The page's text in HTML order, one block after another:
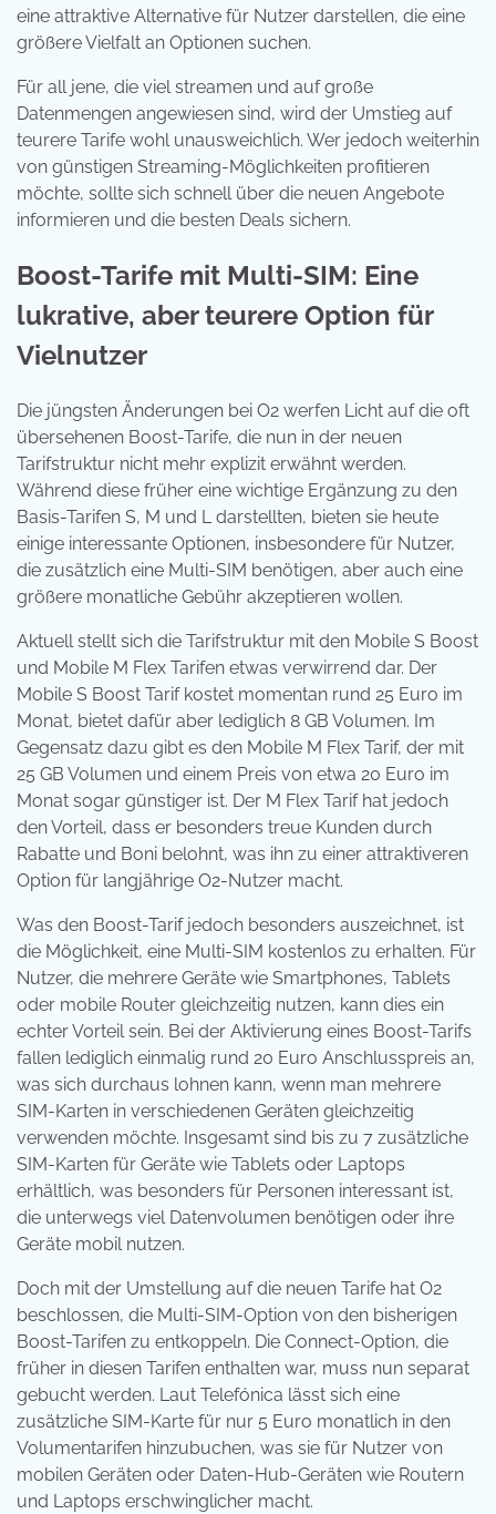
eine attraktive Alternative für Nutzer darstellen, die eine
größere Vielfalt an Optionen suchen.
Für all jene, die viel streamen und auf große
Datenmengen angewiesen sind, wird der Umstieg auf
teurere Tarife wohl unausweichlich. Wer jedoch weiterhin
von günstigen Streaming-Möglichkeiten profitieren
möchte, sollte sich schnell über die neuen Angebote
informieren und die besten Deals sichern.
Boost-Tarife mit Multi-SIM: Eine
lukrative, aber teurere Option für
Vielnutzer
Die jüngsten Änderungen bei O2 werfen Licht auf die oft
übersehenen Boost-Tarife, die nun in der neuen
Tarifstruktur nicht mehr explizit erwähnt werden.
Während diese früher eine wichtige Ergänzung zu den
Basis-Tarifen S, M und L darstellten, bieten sie heute
einige interessante Optionen, insbesondere für Nutzer,
die zusätzlich eine Multi-SIM benötigen, aber auch eine
größere monatliche Gebühr akzeptieren wollen.
Aktuell stellt sich die Tarifstruktur mit den Mobile S Boost
und Mobile M Flex Tarifen etwas verwirrend dar. Der
Mobile S Boost Tarif kostet momentan rund 25 Euro im
Monat, bietet dafür aber lediglich 8 GB Volumen. Im
Gegensatz dazu gibt es den Mobile M Flex Tarif, der mit
25 GB Volumen und einem Preis von etwa 20 Euro im
Monat sogar günstiger ist. Der M Flex Tarif hat jedoch
den Vorteil, dass er besonders treue Kunden durch
Rabatte und Boni belohnt, was ihn zu einer attraktiveren
Option für langjährige O2-Nutzer macht.
Was den Boost-Tarif jedoch besonders auszeichnet, ist
die Möglichkeit, eine Multi-SIM kostenlos zu erhalten. Für
Nutzer, die mehrere Geräte wie Smartphones, Tablets
oder mobile Router gleichzeitig nutzen, kann dies ein
echter Vorteil sein. Bei der Aktivierung eines Boost-Tarifs
fallen lediglich einmalig rund 20 Euro Anschlusspreis an,
was sich durchaus lohnen kann, wenn man mehrere
SIM-Karten in verschiedenen Geräten gleichzeitig
verwenden möchte. Insgesamt sind bis zu 7 zusätzliche
SIM-Karten für Geräte wie Tablets oder Laptops
erhältlich, was besonders für Personen interessant ist,
die unterwegs viel Datenvolumen benötigen oder ihre
Geräte mobil nutzen.
Doch mit der Umstellung auf die neuen Tarife hat O2
beschlossen, die Multi-SIM-Option von den bisherigen
Boost-Tarifen zu entkoppeln. Die Connect-Option, die
früher in diesen Tarifen enthalten war, muss nun separat
gebucht werden. Laut Telefónica lässt sich eine
zusätzliche SIM-Karte für nur 5 Euro monatlich in den
Volumentarifen hinzubuchen, was sie für Nutzer von
mobilen Geräten oder Daten-Hub-Geräten wie Routern
und Laptops erschwinglicher macht.